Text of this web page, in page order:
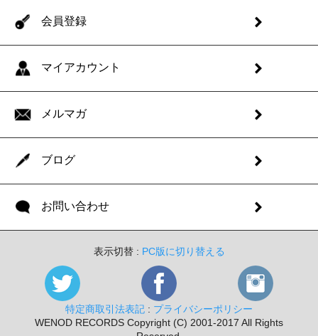
会員登録
マイアカウント
メルマガ
ブログ
お問い合わせ
表示切替 : PC版に切り替える
特定商取引法表記 : プライバシーポリシー
WENOD RECORDS Copyright (C) 2001-2017 All Rights